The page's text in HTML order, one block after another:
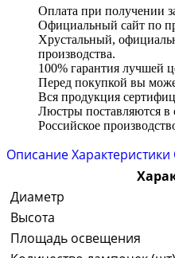
Оплата при получении
Официальный сайт по
Хрустальный,
производства.
100% гарантия лучшей
Перед покупкой вы
Вся продукция
Люстры поставляются в
Российское
ОписаниеХарактеристики
Диаметр
Высота
Площадь освещения